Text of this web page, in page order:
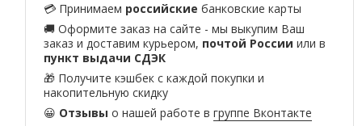
💳 Принимаем российские банковские карты
🚚 Оформите заказ на сайте - мы выкупим Ваш
заказ и доставим курьером, почтой России или в
пункт выдачи СДЭК
🎁 Получите кэшбек с каждой покупки и
накопительную скидку
😀 Отзывы о нашей работе вгруппе Вконтакте